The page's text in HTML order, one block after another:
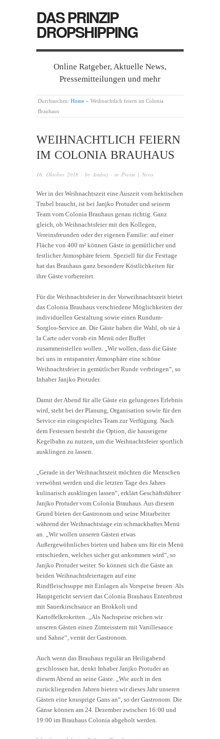
DAS PRINZIP
DROPSHIPPING
Online Ratgeber, Aktuelle News,
Pressemitteilungen und mehr
Durchsuchen: Home » Weihnachtlich feiern im Colonia
Brauhaus
WEIHNACHTLICH FEIERN
IM COLONIA BRAUHAUS
16. Oktober 2018 · by Andrej · in Presse | News
Wer in der Weihnachtszeit eine Auszeit vom hektischen
Trubel braucht, ist bei Janjko Protuder und seinem
Team vom Colonia Brauhaus genau richtig. Ganz
gleich, ob Weihnachtsfeier mit den Kollegen,
Vereinsfreunden oder der eigenen Familie: auf einer
Fläche von 400 m² können Gäste in gemütlicher und
festlicher Atmosphäre feiern. Speziell für die Festtage
hat das Brauhaus ganz besondere Köstlichkeiten für
ihre Gäste vorbereitet.
Für die Weihnachtsfeier in der Vorweihnachtszeit bietet
das Colonia Brauhaus verschiedene Möglichkeiten der
individuellen Gestaltung sowie einen Rundum-
Sorglos-Service an. Die Gäste haben die Wahl, ob sie à
la Carte oder vorab ein Menü oder Buffet
zusammenstellen wollen. „Wir wollen, dass die Gäste
bei uns in entspannter Atmosphäre eine schöne
Weihnachtsfeier in gemütlicher Runde verbringen“, so
Inhaber Janjko Protuder.
Damit der Abend für alle Gäste ein gelungenes Erlebnis
wird, steht bei der Planung, Organisation sowie für den
Service ein eingespieltes Team zur Verfügung. Nach
dem Festessen besteht die Option, die hauseigene
Kegelbahn zu nutzen, um die Weihnachtsfeier sportlich
ausklingen zu lassen.
„Gerade in der Weihnachtszeit möchten die Menschen
verwöhnt werden und die letzten Tage des Jahres
kulinarisch ausklingen lassen“, erklärt Geschäftsführer
Janjko Protuder vom Colonia Brauhaus. Aus diesem
Grund bieten der Gastronom und seine Mitarbeiter
während der Weihnachtstage ein schmackhaftes Menü
an. „Wir wollen unseren Gästen etwas
Außergewöhnliches bieten und haben uns für ein Menü
entschieden, welches sicher gut ankommen wird“, so
Janjko Protuder weiter. So können sich die Gäste an
beiden Weihnachtsfeiertagen auf eine
Rindfleischsuppe mit Einlagen als Vorspeise freuen. Als
Hauptgericht serviert das Colonia Brauhaus Entenbrust
mit Sauerkirschsauce an Brokkoli und
Kartoffelkroketten. „Als Nachspeise reichen wir
unseren Gästen einen Zimteisstern mit Vanillesauce
und Sahne“, verrät der Gastronom.
Auch wenn das Brauhaus regulär an Heiligabend
geschlossen hat, denkt Inhaber Janjko Protuder an
diesem Abend an seine Gäste. „Wie auch in den
zurückliegenden Jahren bieten wir dieses Jahr unseren
Gästen eine knusprige Gans an“, so der Gastronom. Die
Gänse können am 24. Dezember zwischen 16:00 und
19:00 im Brauhaus Colonia abgeholt werden.